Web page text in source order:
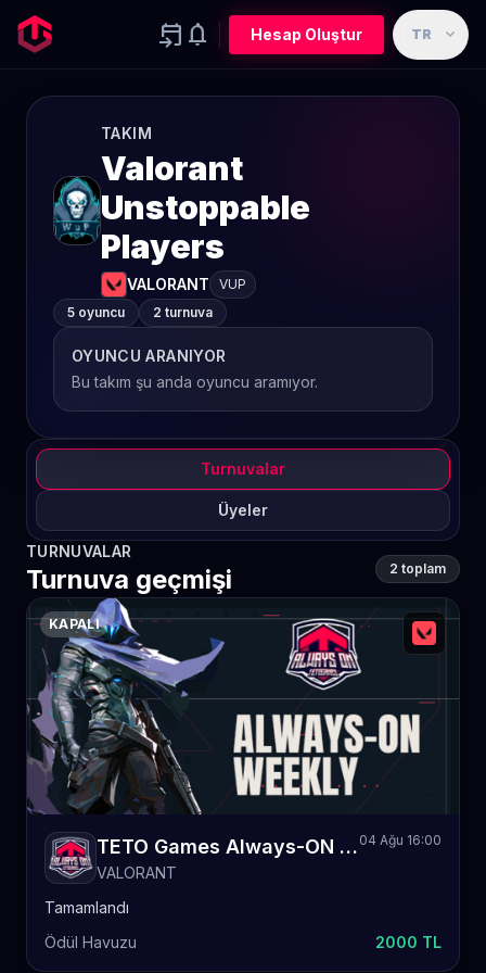
event_upcoming notifications Hesap Oluştur TR expand_more
TAKIM
Valorant
Unstoppable
Players
VALORANT VUP
5 oyuncu
2 turnuva
OYUNCU ARANIYOR
Bu takım şu anda oyuncu aramıyor.
Turnuvalar
Üyeler
TURNUVALAR
Turnuva geçmişi 2 toplam
KAPALI
TETO Games Always-ON Valorant Weekly 43
VALORANT
04 Ağu 16:00
Tamamlandı
Ödül Havuzu
2000 TL